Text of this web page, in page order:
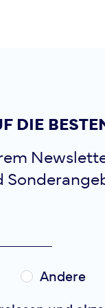
DIE
Andere